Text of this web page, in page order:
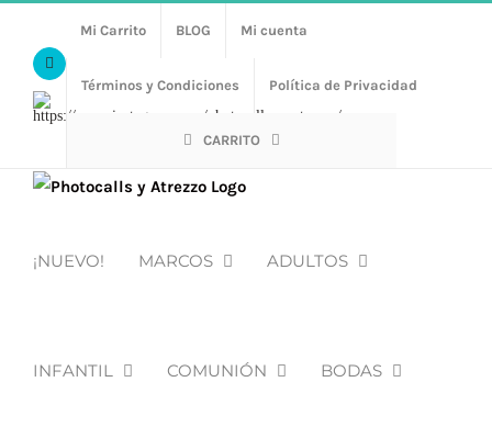
contenidoFacebook
Https://www.instagram.com/photocalls_y_atrezzo/
Mi Carrito BLOG Mi cuenta
Términos y Condiciones Política de Privacidad
CARRITO
¡NUEVO! MARCOS ADULTOS
INFANTIL COMUNIÓN BODAS